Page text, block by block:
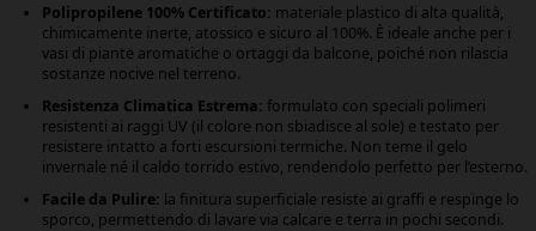
Polipropilene 100% Certificato: materiale plastico di alta qualità,
chimicamente inerte, atossico e sicuro al 100%. È ideale anche per i
vasi di piante aromatiche o ortaggi da balcone, poiché non rilascia
sostanze nocive nel terreno.
Resistenza Climatica Estrema: formulato con speciali polimeri
resistenti ai raggi UV (il colore non sbiadisce al sole) e testato per
resistere intatto a forti escursioni termiche. Non teme il gelo
invernale né il caldo torrido estivo, rendendolo perfetto per l’esterno.
Facile da Pulire: la finitura superficiale resiste ai graffi e respinge lo
sporco, permettendo di lavare via calcare e terra in pochi secondi.